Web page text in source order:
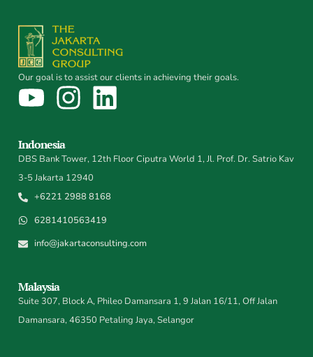
Our goal is to assist our clients in achieving their goals.
Indonesia
DBS Bank Tower, 12th Floor Ciputra World 1, Jl. Prof. Dr. Satrio Kav
3-5 Jakarta 12940
+6221 2988 8168
6281410563419
info@jakartaconsulting.com
Malaysia
Suite 307, Block A, Phileo Damansara 1, 9 Jalan 16/11, Off Jalan
Damansara, 46350 Petaling Jaya, Selangor